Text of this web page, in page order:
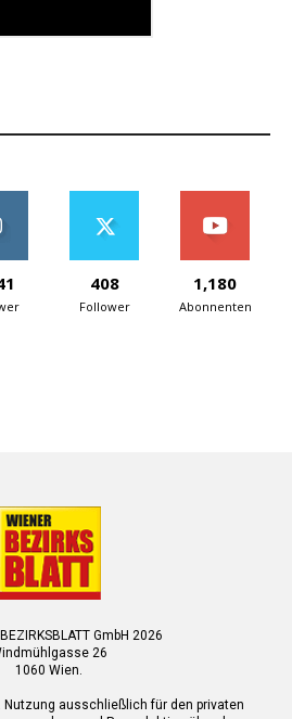
408
Follower
1,180
Abonnenten
GmbH 2026
26
1060 Wien.
Nutzung ausschließlich für den privaten